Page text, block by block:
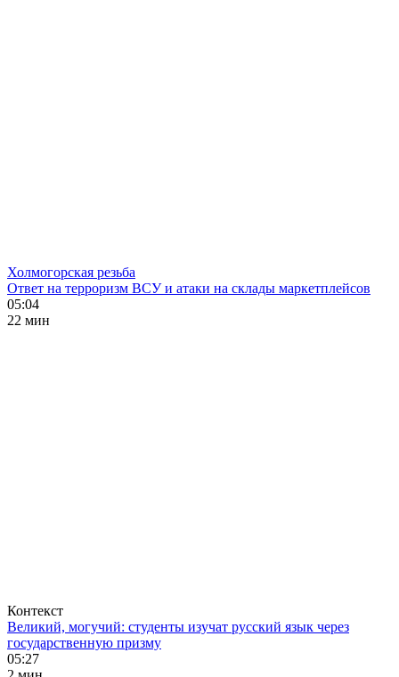
Холмогорская резьба
Ответ на терроризм ВСУ и атаки на склады маркетплейсов
05:04
22 мин
Контекст
Великий, могучий: студенты изучат русский язык через
государственную призму
05:27